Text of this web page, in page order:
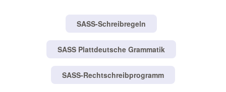
SASS-Schreibregeln
SASS Plattdeutsche Grammatik
SASS-Rechtschreibprogramm